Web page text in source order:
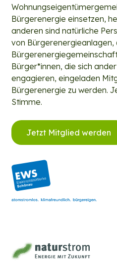
Bürgerenergie einsetzen,
anderen sind natürliche
von Bürgerenergieanlagen,
Bürger*innen, die sich
engagieren, eingeladen
Bürgerenergie zu werden.
Stimme.
Jetzt Mitglied werden